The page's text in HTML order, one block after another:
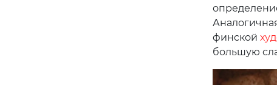
финской
большую